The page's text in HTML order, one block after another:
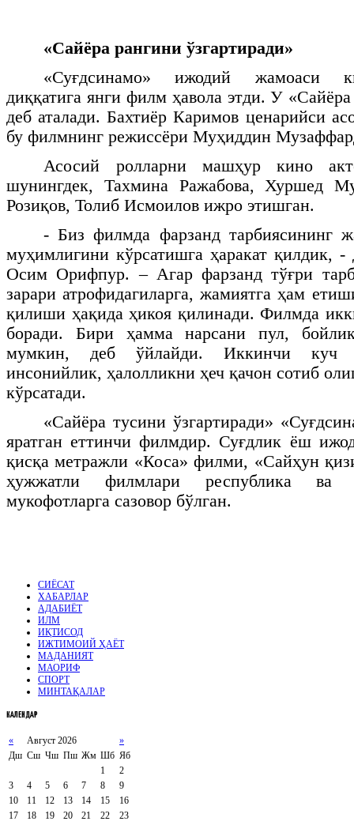
«Сайёра рангини ўзгартиради»
«Суғдсинамо» ижодий жамоаси
диққатига янги филм ҳавола этди. У
деб аталади. Бахтиёр Каримов ценарийси
бу филмнинг режиссёри Муҳиддин
Асосий ролларни машҳур кино
шунингдек, Тахмина Ражабова, Хуршед
Розиқов, Толиб Исмоилов ижро этишган.
- Биз филмда фарзанд тарбиясининг
муҳимлигини кўрсатишга ҳаракат қилдик,
Осим Орифпур. – Агар фарзанд тўғри
зарари атрофидагиларга, жамиятга ҳам
қилиши ҳақида ҳикоя қилинади. Филмда
боради. Бири ҳамма нарсани пул,
мумкин, деб ўйлайди. Иккинчи куч
инсонийлик, ҳалолликни ҳеч қачон сотиб
кўрсатади.
«Сайёра тусини ўзгартиради»
яратган еттинчи филмдир. Суғдлик ёш
қисқа метражли «Коса» филми, «Сайҳун
ҳужжатли филмлари республика ва
мукофотларга сазовор бўлган.
СИЁСАТ
ХАБАРЛАР
АДАБИЁТ
ИЛМ
ИҚТИСОД
ИЖТИМОИЙ ҲАЁТ
МАДАНИЯТ
МАОРИФ
СПОРТ
МИНТАҚАЛАР
КАЛЕНДАР
« Август 2026
»
Дш Сш Чш Пш Жм Шб Яб
1
2
3
4 5 6 7 8
9
10
11 12 13 14 15
16
17
18 19 20 21 22
23